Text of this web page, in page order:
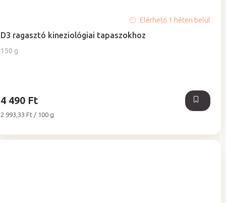
D3 ragasztó kineziológiai tapaszokhoz
150 g
Elérhető 1 héten belül
4 490 Ft
Egységár:
2 993,33 Ft / 100 g